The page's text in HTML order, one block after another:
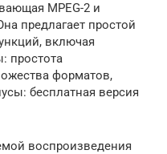
MPEG-2 и
предлагает простой
включая
простота
форматов,
бесплатная версия
воспроизведения